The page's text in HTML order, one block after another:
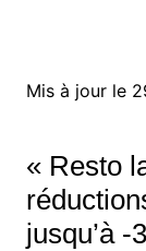
Mis à jour le
« Resto
jusqu’à -